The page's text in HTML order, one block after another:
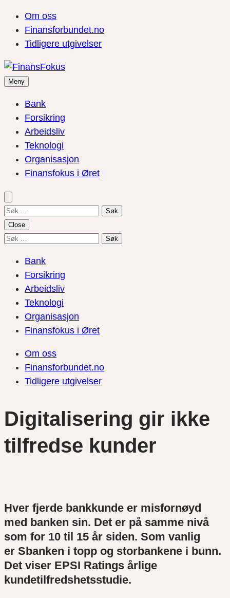
Om oss
Finansforbundet.no
Tidligere utgivelser
Meny
Bank
Forsikring
Arbeidsliv
Teknologi
Organisasjon
Finansfokus i Øret
Søk
etter:
Close
Søk
Bank
Forsikring
Arbeidsliv
Teknologi
Organisasjon
Finansfokus i Øret
Om oss
Finansforbundet.no
Tidligere utgivelser
Digitalisering gir ikke
tilfredse kunder
Hver fjerde bankkunde er misfornøyd
med banken sin. Det er på samme nivå
som for 10 til 15 år siden. Som vanlig
er Sbanken i topp og storbankene i bunn.
Det viser EPSI Ratings årlige
kundetilfredshetsstudie.